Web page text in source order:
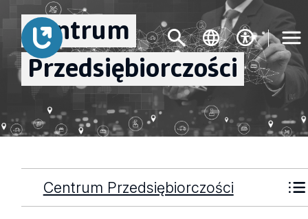
Centrum
Przedsiębiorczości
Centrum Przedsiębiorczości